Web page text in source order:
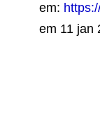
em:
em 11 jan